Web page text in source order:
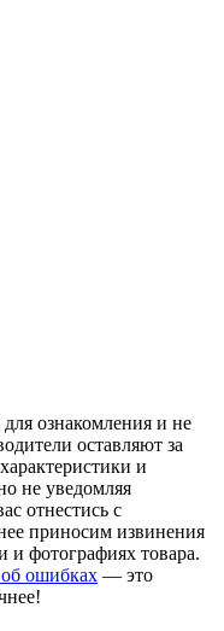
ознакомления и не
оставляют за
и
не уведомляя
отнестись с
приносим извинения
и фотографиях товара.
ошибках — это